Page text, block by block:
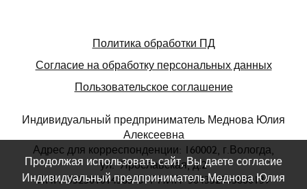
Политика обработки ПД
Согласие на обработку персональных данных
Пользовательское соглашение
Индивидуальный предприниматель Меднова Юлия
Алексеевна
Адрес для корреспонденции: 160002, г.Вологда,
ул. Ярославская, д.2
ИНН 352501014583 ОГРНИП 304352535800139
Продолжая использовать сайт, Вы даете согласие
Индивидуальный предприниматель Меднова Юлия